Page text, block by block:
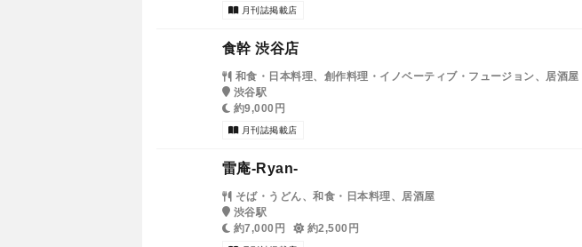
月刊誌掲載店
食幹 渋谷店
和食・日本料理、創作料理・イノベーティブ・フュージョン、居酒屋
渋谷駅
約9,000円
月刊誌掲載店
雷庵-Ryan-
そば・うどん、和食・日本料理、居酒屋
渋谷駅
約7,000円
約2,500円